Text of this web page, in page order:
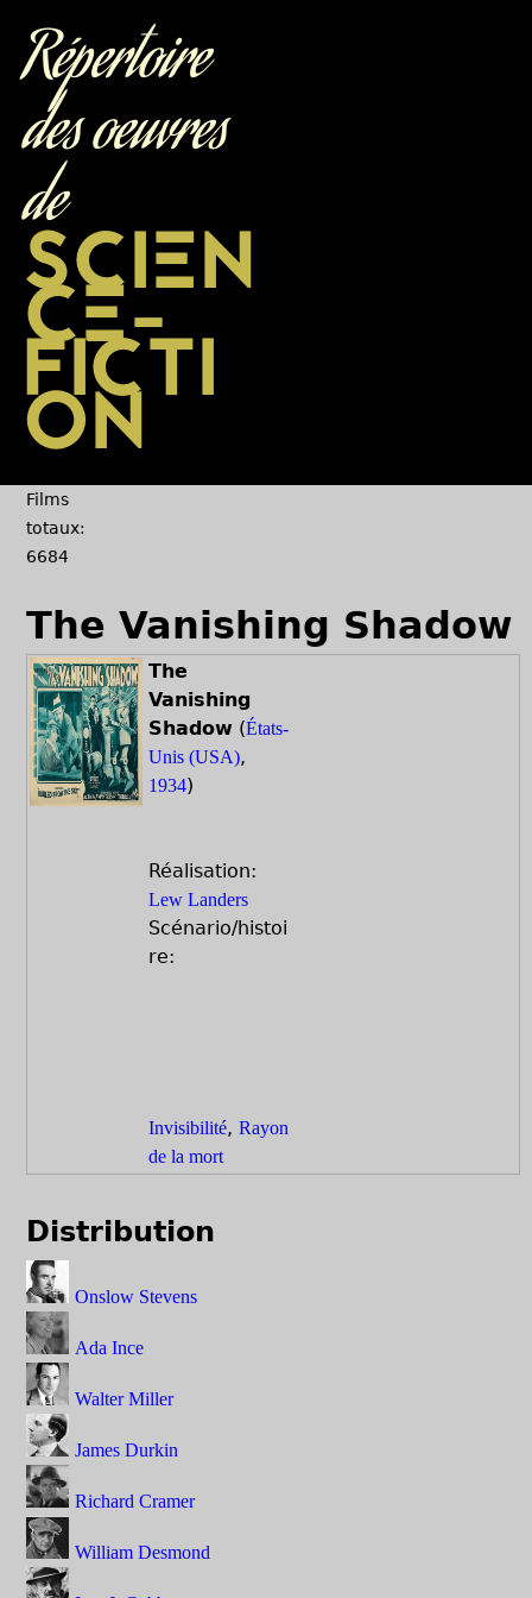
Répertoire
des oeuvres
de
SCIEN
CE-
FICTI
ON
Films
totaux:
6684
The Vanishing Shadow
The
Vanishing
Shadow (États-
Unis (USA),
1934)
Réalisation:
Lew Landers
Scénario/histoi
re:
Invisibilité, Rayon
de la mort
Distribution
Onslow Stevens
Ada Ince
Walter Miller
James Durkin
Richard Cramer
William Desmond